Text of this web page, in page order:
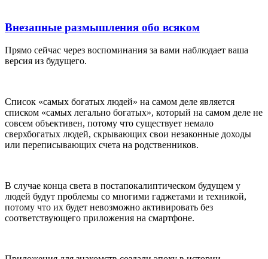
Внезапные размышления обо всяком⁠⁠
Прямо сейчас через воспоминания за вами наблюдает ваша
версия из будущего.
Список «самых богатых людей» на самом деле является
списком «самых легально богатых», который на самом деле не
совсем объективен, потому что существует немало
сверхбогатых людей, скрывающих свои незаконные доходы
или переписывающих счета на родственников.
В случае конца света в постапокалиптическом будущем у
людей будут проблемы со многими гаджетами и техникой,
потому что их будет невозможно активировать без
соответствующего приложения на смартфоне.